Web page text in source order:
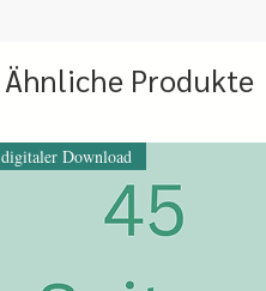
Ähnliche Produkte
digitaler Download